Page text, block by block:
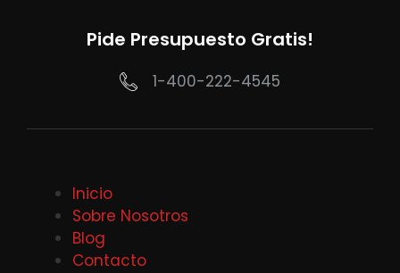
Pide Presupuesto Gratis!
1-400-222-4545
Inicio
Sobre Nosotros
Blog
Contacto